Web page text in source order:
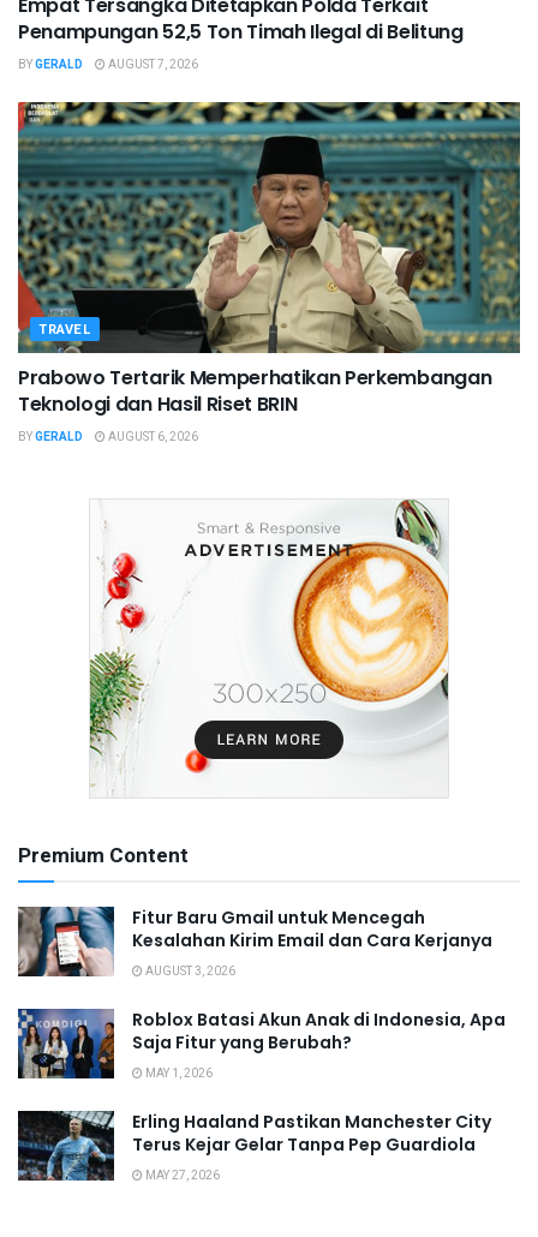
Empat Tersangka Ditetapkan Polda Terkait
Penampungan 52,5 Ton Timah Ilegal di Belitung
BYGERALD AUGUST 7, 2026
TRAVEL
Prabowo Tertarik Memperhatikan Perkembangan
Teknologi dan Hasil Riset BRIN
BYGERALD AUGUST 6, 2026
Premium Content
Fitur Baru Gmail untuk Mencegah
Kesalahan Kirim Email dan Cara Kerjanya
AUGUST 3, 2026
Roblox Batasi Akun Anak di Indonesia, Apa
Saja Fitur yang Berubah?
MAY 1, 2026
Erling Haaland Pastikan Manchester City
Terus Kejar Gelar Tanpa Pep Guardiola
MAY 27, 2026